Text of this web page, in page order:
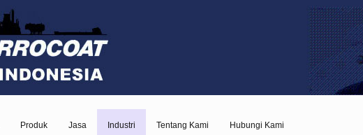
Produk Jasa Industri Tentang Kami Hubungi Kami